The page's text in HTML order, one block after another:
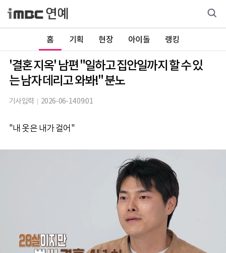
홈 기획 현장 아이돌 랭킹
'결혼 지옥' 남편 "일하고 집안일까지 할 수 있
는 남자 데리고 와봐!" 분노
기사입력 2026-06-14 09:01
"내 옷은 내가 걸어"